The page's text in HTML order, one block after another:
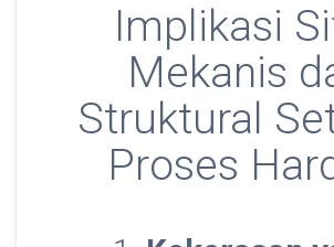
Implikasi
Mekanis
Struktural
Proses